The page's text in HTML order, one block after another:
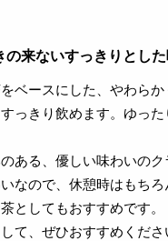
来ないすっきりとした
ベースにした、やわら
っきり飲めます。ゆっ
ある、優しい味わいの
なので、休憩時はもち
としてもおすすめです
て、ぜひおすすめくださ